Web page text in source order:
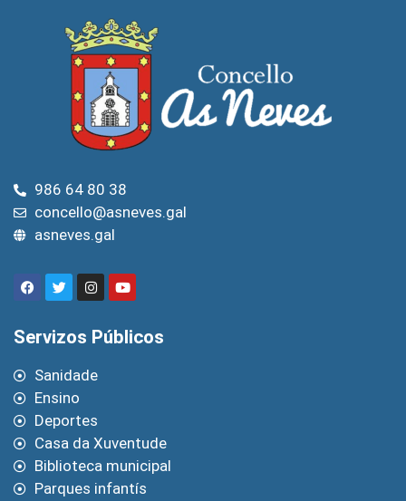
986 64 80 38
concello@asneves.gal
asneves.gal
Servizos Públicos
Sanidade
Ensino
Deportes
Casa da Xuventude
Biblioteca municipal
Parques infantís